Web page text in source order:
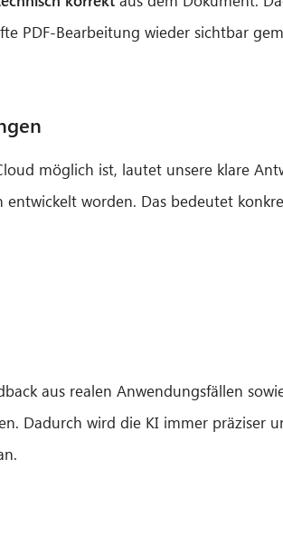
PDF-Bearbeitung wieder sichtbar
möglich ist, lautet unsere klare
worden. Das bedeutet
aus realen Anwendungsfällen
Dadurch wird die KI immer präziser